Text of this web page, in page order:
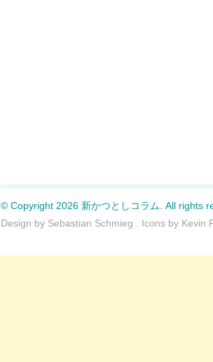
© Copyright 2026 新かつとしコラム. All rights
Design by Sebastian Schmieg . Icons by Kevin